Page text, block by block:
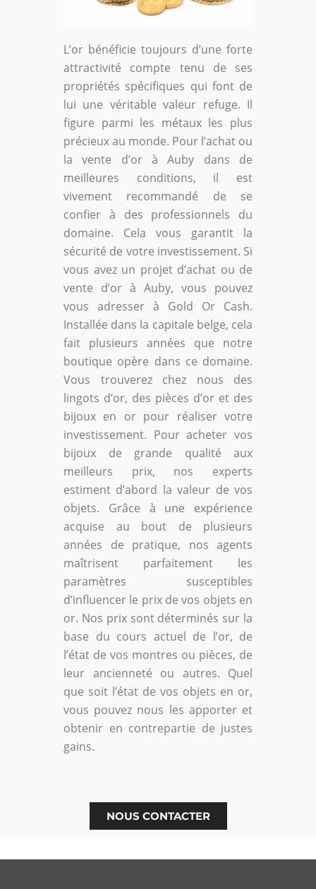
L’or bénéficie toujours d’une forte
attractivité compte tenu de ses
propriétés spécifiques qui font de
lui une véritable valeur refuge. Il
figure parmi les métaux les plus
précieux au monde. Pour l’achat ou
la vente d’or à Auby dans de
meilleures conditions, il est
vivement recommandé de se
confier à des professionnels du
domaine. Cela vous garantit la
sécurité de votre investissement. Si
vous avez un projet d’achat ou de
vente d’or à Auby, vous pouvez
vous adresser à Gold Or Cash.
Installée dans la capitale belge, cela
fait plusieurs années que notre
boutique opère dans ce domaine.
Vous trouverez chez nous des
lingots d’or, des pièces d’or et des
bijoux en or pour réaliser votre
investissement. Pour acheter vos
bijoux de grande qualité aux
meilleurs prix, nos experts
estiment d’abord la valeur de vos
objets. Grâce à une expérience
acquise au bout de plusieurs
années de pratique, nos agents
maîtrisent parfaitement les
paramètres susceptibles
d’influencer le prix de vos objets en
or. Nos prix sont déterminés sur la
base du cours actuel de l’or, de
l’état de vos montres ou pièces, de
leur ancienneté ou autres. Quel
que soit l’état de vos objets en or,
vous pouvez nous les apporter et
obtenir en contrepartie de justes
gains.
NOUS CONTACTER